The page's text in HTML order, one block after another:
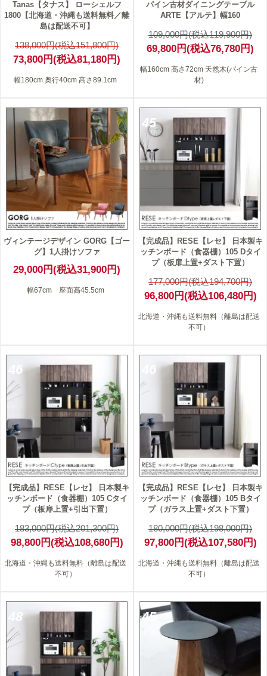
Tanas【タナス】 ローシェルフ
1800【北海道・沖縄も送料無料／離
島は配送不可】
138,000円(税込151,800円)
73,800円(税込81,180円)
幅180cm 奥行40cm 高さ89.1cm
パイン古材ダイニングテーブル
ARTE【アルテ】幅160
109,000円(税込119,900円)
69,800円(税込76,780円)
幅160cm 高さ72cm 天然木(パイン古
材)
ヴィンテージデザイン GORG【ゴー
グ】1人掛けソファ
29,000円(税込31,900円)
幅67cm 座面高45.5cm
45
【完成品】RESE【レセ】 日本製キ
ッチンボード（食器棚）105 Dタイ
プ（板扉上置+ダスト下置）
177,000円(税込194,700円)
96,800円(税込106,480円)
北海道・沖縄も送料無料（離島は配送
不可）
46
【完成品】RESE【レセ】 日本製キ
ッチンボード（食器棚）105 Cタイ
プ（板扉上置+引出下置）
183,000円(税込201,300円)
98,800円(税込108,680円)
北海道・沖縄も送料無料（離島は配送
不可）
46
【完成品】RESE【レセ】 日本製キ
ッチンボード（食器棚）105 Bタイ
プ（ガラス上置+ダスト下置）
180,000円(税込198,000円)
97,800円(税込107,580円)
北海道・沖縄も送料無料（離島は配送
不可）
48 45